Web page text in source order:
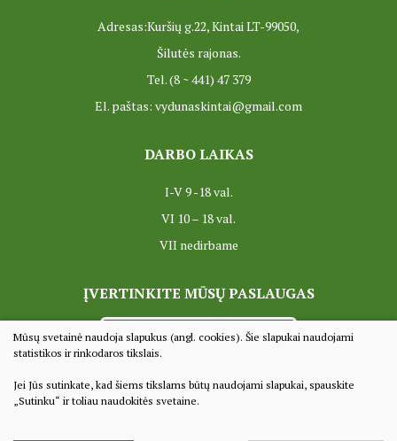
Adresas:Kuršių g.22, Kintai LT-99050,
Šilutės rajonas.
Tel. (8 ~ 441) 47 379
El. paštas: vydunaskintai@gmail.com
DARBO LAIKAS
I-V 9 -18 val.
VI 10 – 18 val.
VII nedirbame
ĮVERTINKITE MŪSŲ PASLAUGAS
VERTINTI
© 2022 Visos teisės saugomos
Mūsų svetainė naudoja slapukus (angl. cookies). Šie slapukai naudojami
statistikos ir rinkodaros tikslais.
Jei Jūs sutinkate, kad šiems tikslams būtų naudojami slapukai, spauskite
„Sutinku“ ir toliau naudokitės svetaine.